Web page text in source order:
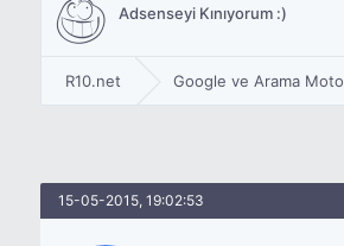
Adsenseyi Kınıyorum :)
R10.net Google ve Arama
15-05-2015, 19:02:53